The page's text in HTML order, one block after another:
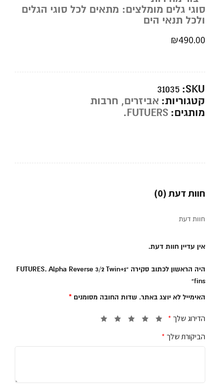
סוגי גלים מומלצים: מתאים לכל סוגי הגלים
ולכל תנאי הים
₪490.00
SKU:
31035
קטגוריות: אביזרים, חרבות
מותגים: FUTUERS.
חוות דעת (0)
חוות דעת
אין עדיין חוות דעת.
היה הראשון לכתוב סקירה “FUTURES. Alpha Reverse 3/2 Twin+1
fins”
האימייל לא יוצג באתר. שדות החובה מסומנים *
הדירוג שלך *
הביקורת שלך *